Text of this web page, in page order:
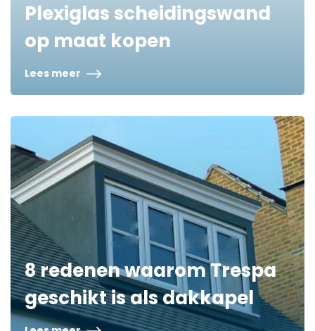
Plexiglas scheidingswand
op maat kopen
Lees meer
8 redenen waarom Trespa
geschikt is als dakkapel